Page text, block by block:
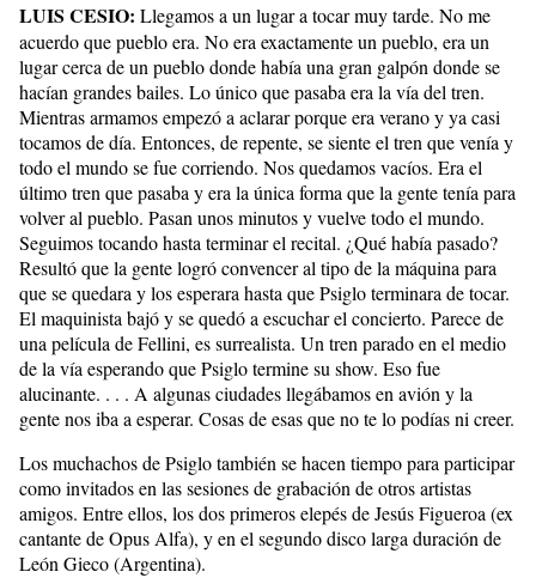
LUIS CESIO: Llegamos a un lugar a tocar muy tarde. No me
acuerdo que pueblo era. No era exactamente un pueblo, era un
lugar cerca de un pueblo donde había una gran galpón donde se
hacían grandes bailes. Lo único que pasaba era la vía del tren.
Mientras armamos empezó a aclarar porque era verano y ya casi
tocamos de día. Entonces, de repente, se siente el tren que venía y
todo el mundo se fue corriendo. Nos quedamos vacíos. Era el
último tren que pasaba y era la única forma que la gente tenía para
volver al pueblo. Pasan unos minutos y vuelve todo el mundo.
Seguimos tocando hasta terminar el recital. ¿Qué había pasado?
Resultó que la gente logró convencer al tipo de la máquina para
que se quedara y los esperara hasta que Psiglo terminara de tocar.
El maquinista bajó y se quedó a escuchar el concierto. Parece de
una película de Fellini, es surrealista. Un tren parado en el medio
de la vía esperando que Psiglo termine su show. Eso fue
alucinante. . . . A algunas ciudades llegábamos en avión y la
gente nos iba a esperar. Cosas de esas que no te lo podías ni creer.
Los muchachos de Psiglo también se hacen tiempo para participar
como invitados en las sesiones de grabación de otros artistas
amigos. Entre ellos, los dos primeros elepés de Jesús Figueroa (ex
cantante de Opus Alfa), y en el segundo disco larga duración de
León Gieco (Argentina).